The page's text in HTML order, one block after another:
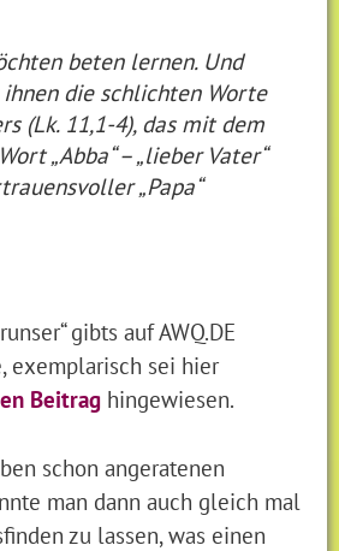
beten lernen. Und
ihnen die schlichten Worte
(Lk. 11,1-4), das mit dem
„Abba“ – „lieber Vater“
„Papa“
gibts auf AWQ.DE
exemplarisch sei hier
Beitrag hingewiesen.
schon angeratenen
man dann auch gleich mal
zu lassen, was einen